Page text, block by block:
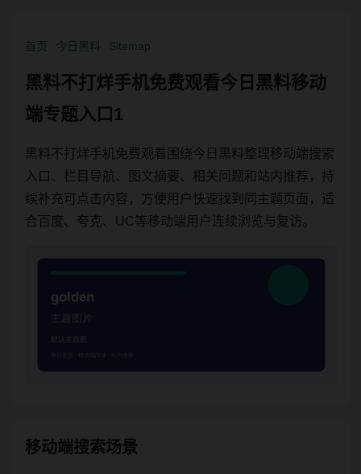
首页 今日黑料 Sitemap
黑料不打烊手机免费观看今日黑料移动
端专题入口1
黑料不打烊手机免费观看围绕今日黑料整理移动端搜索
入口、栏目导航、图文摘要、相关问题和站内推荐，持
续补充可点击内容，方便用户快速找到同主题页面，适
合百度、夸克、UC等移动端用户连续浏览与复访。
移动端搜索场景